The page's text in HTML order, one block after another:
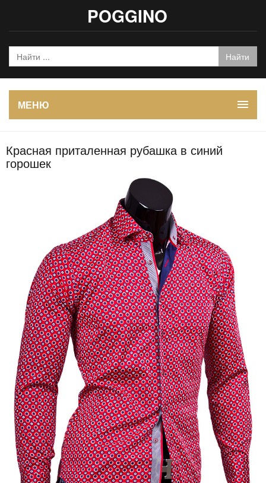
POGGINO
МЕНЮ
Красная приталенная рубашка в синий
горошек